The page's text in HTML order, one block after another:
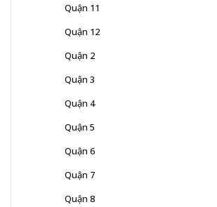
Quận 11
Quận 12
Quận 2
Quận 3
Quận 4
Quận 5
Quận 6
Quận 7
Quận 8